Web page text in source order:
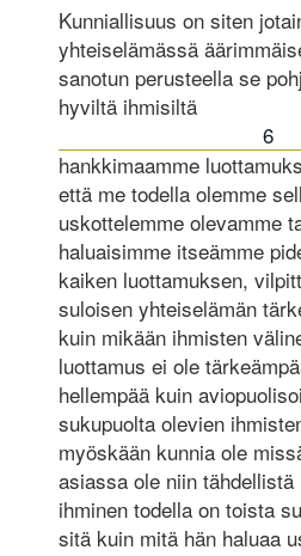
Kunniallisuus on siten
yhteiselämässä
sanotun perusteella se
hyviltä ihmisiltä
6
hankkimaamme
että me todella olemme
uskottelemme olevamme
haluaisimme itseämme
kaiken luottamuksen,
suloisen yhteiselämän
kuin mikään ihmisten
luottamus ei ole
hellempää kuin
sukupuolta olevien
myöskään kunnia ole
asiassa ole niin
ihminen todella on toista
sitä kuin mitä hän haluaa